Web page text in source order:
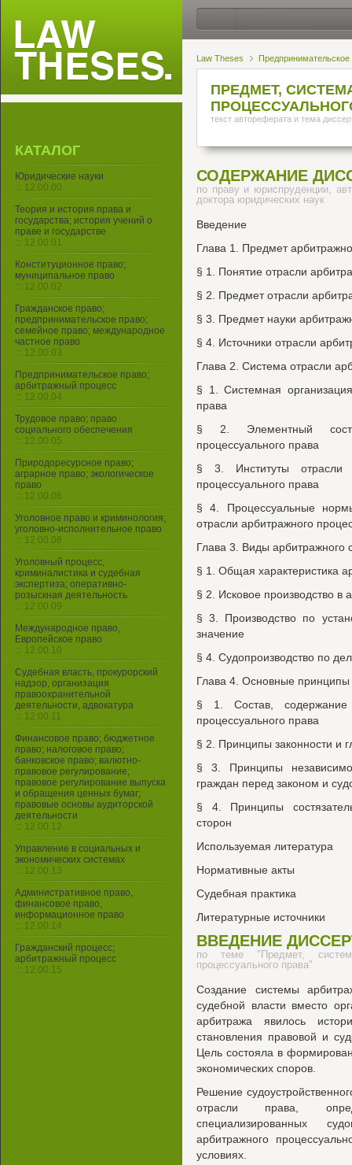
Law Theses
ПРЕДМЕТ,
текст автореферата и тема
СОДЕРЖАНИЕ
по праву и юриспруденции,
доктора юридических наук
Введение
Глава 1. Предмет
§ 1. Понятие отрасли
§ 2. Предмет отрасли
§ 3. Предмет науки
§ 4. Источники отрасли
Глава 2. Система отрасли
§ 1. Системная
права
§ 2. Элементный
процессуального права
§ 3. Институты отрасли
процессуального права
§ 4. Процессуальные
отрасли арбитражного
Глава 3. Виды арбитражного
§ 1. Общая характеристика
§ 2. Исковое производство в
§ 3. Производство по
значение
§ 4. Судопроизводство по
Глава 4. Основные принципы
§ 1. Состав, содержание
процессуального права
§ 2. Принципы законности и
§ 3. Принципы
граждан перед законом и
§ 4. Принципы
сторон
Используемая литература
Нормативные акты
Судебная практика
Литературные источники
ВВЕДЕНИЕ
по теме "Предмет,
процессуального права"
Создание системы
судебной власти вместо
арбитража явилось
становления правовой и
Цель состояла в
экономических споров.
Решение
отрасли права,
специализированных
арбитражного
условиях.
КАТАЛОГ
Юридические науки
::: 12.00.00
Теория и история права и
государства; история учений о
праве и государстве
::: 12.00.01
Конституционное право;
муниципальное право
::: 12.00.02
Гражданское право;
предпринимательское право;
семейное право; международное
частное право
::: 12.00.03
Предпринимательское право;
арбитражный процесс
::: 12.00.04
Трудовое право; право
социального обеспечения
::: 12.00.05
Природоресурсное право;
аграрное право; экологическое
право
::: 12.00.06
Уголовное право и криминология;
уголовно-исполнительное право
::: 12.00.08
Уголовный процесс,
криминалистика и судебная
экспертиза; оперативно-
розыскная деятельность
::: 12.00.09
Международное право,
Европейское право
::: 12.00.10
Судебная власть, прокурорский
надзор, организация
правоохранительной
деятельности, адвокатура
::: 12.00.11
Финансовое право; бюджетное
право; налоговое право;
банковское право; валютно-
правовое регулирование;
правовое регулирование выпуска
и обращения ценных бумаг;
правовые основы аудиторской
деятельности
::: 12.00.12
Управление в социальных и
экономических системах
::: 12.00.13
Административное право,
финансовое право,
информационное право
::: 12.00.14
Гражданский процесс;
арбитражный процесс
::: 12.00.15